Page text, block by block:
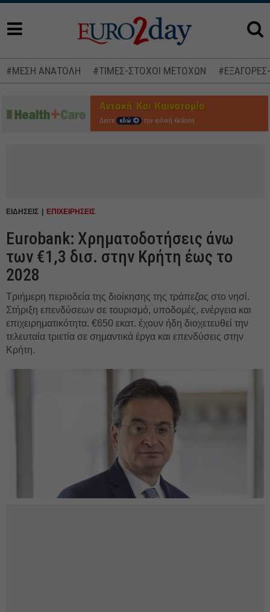
#ΜΕΣΗ ΑΝΑΤΟΛΗ #ΤΙΜΕΣ-ΣΤΟΧΟΙ ΜΕΤΟΧΩΝ
Δείτε εδώ την ειδική έκδοση
ΕΙΔΗΣΕΙΣ ΕΠΙΧΕΙΡΗΣΕΙΣ
Eurobank: Χρηματοδοτήσεις άνω
των €1,3 δισ. στην Κρήτη έως το
2028
Τριήμερη περιοδεία της διοίκησης της τράπεζας στο νησί.
Στήριξη επενδύσεων σε τουρισμό, υποδομές, ενέργεια και
επιχειρηματικότητα. €650 εκατ. έχουν ήδη διοχετευθεί την
τελευταία τριετία σε σημαντικά έργα και επενδύσεις στην
Κρήτη.